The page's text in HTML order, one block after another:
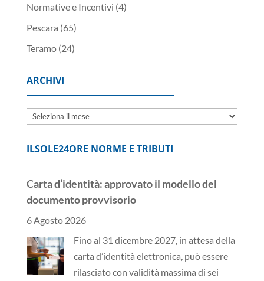
Normative e Incentivi (4)
Pescara (65)
Teramo(24)
ARCHIVI
Archivi
ILSOLE24ORE NORME E TRIBUTI
Carta d’identità: approvato il modello del
documento provvisorio
6 Agosto 2026
Fino al 31 dicembre 2027, in attesa della
carta d’identità elettronica, può essere
rilasciato con validità massima di sei